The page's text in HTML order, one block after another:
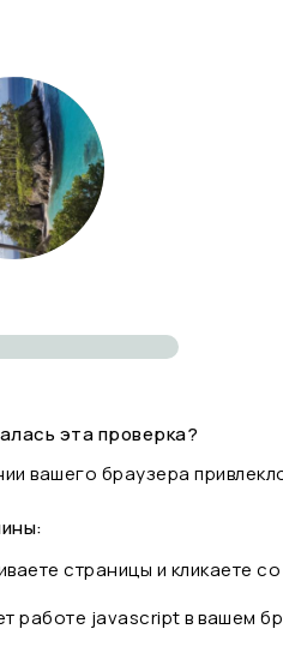
эта проверка?
вашего браузера
страницы и кликаете
работе javascript в вашем